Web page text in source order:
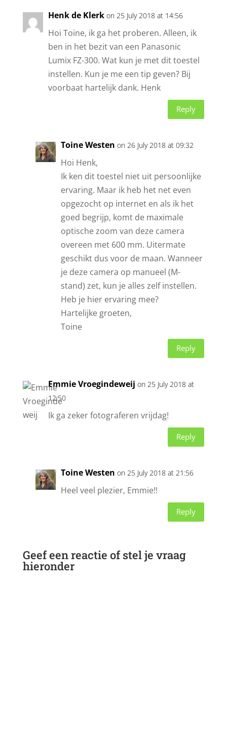
Henk de Klerk on 25 July 2018 at 14:56
Hoi Toine, ik ga het proberen. Alleen, ik
ben in het bezit van een Panasonic
Lumix FZ-300. Wat kun je met dit toestel
instellen. Kun je me een tip geven? Bij
voorbaat hartelijk dank. Henk
Reply
Toine Westen on 26 July 2018 at 09:32
Hoi Henk,
Ik ken dit toestel niet uit persoonlijke
ervaring. Maar ik heb het net even
opgezocht op internet en als ik het
goed begrijp, komt de maximale
optische zoom van deze camera
overeen met 600 mm. Uitermate
geschikt dus voor de maan. Wanneer
je deze camera op manueel (M-
stand) zet, kun je alles zelf instellen.
Heb je hier ervaring mee?
Hartelijke groeten,
Toine
Reply
Emmie Vroegindeweij on 25 July 2018 at
12:50
Ik ga zeker fotograferen vrijdag!
Reply
Toine Westen on 25 July 2018 at 21:56
Heel veel plezier, Emmie!!
Reply
Geef een reactie of stel je vraag
hieronder